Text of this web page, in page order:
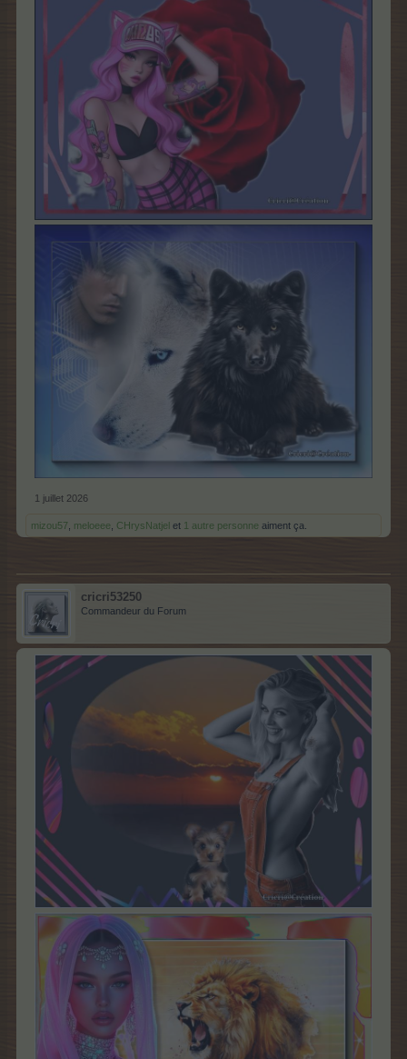
1 juillet 2026
mizou57 meloeee CHrysNatjel et 1 autre personne aiment ça.
cricri53250
Commandeur du Forum